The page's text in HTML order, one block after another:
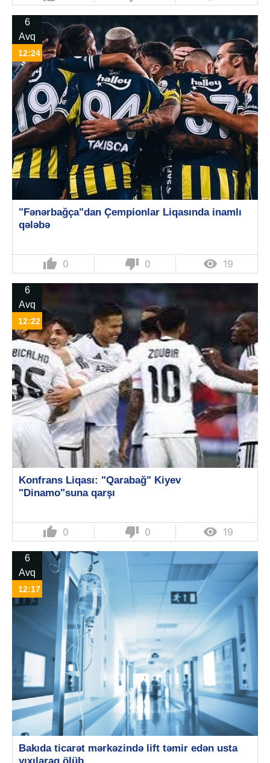
6
Avq
12:24
"Fənərbağça"dan Çempionlar Liqasında inamlı
qələbə
thumb_up 0 thumb_down 0  19
6
Avq
12:22
Konfrans Liqası: "Qarabağ" Kiyev
"Dinamo"suna qarşı
thumb_up 0 thumb_down 0  19
6
Avq
12:17
Bakıda ticarət mərkəzində lift təmir edən usta